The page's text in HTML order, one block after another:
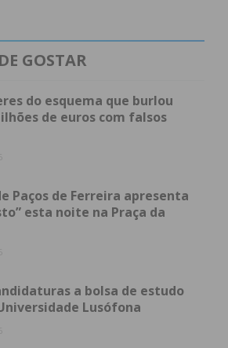
2 2 *
* 5
GOSTAR
do esquema que burlou
de euros com falsos
Paços de Ferreira apresenta
esta noite na Praça da
a bolsa de estudo
Lusófona